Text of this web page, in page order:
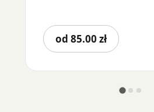
od 85.00 zł